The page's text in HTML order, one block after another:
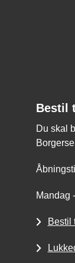
Bestil
Du skal
Mandag
Bestil